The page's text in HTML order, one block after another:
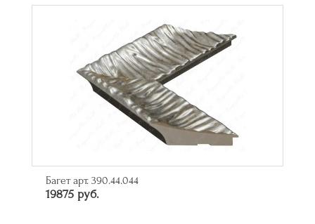
Багет арт. 390.44.044
19875 руб.